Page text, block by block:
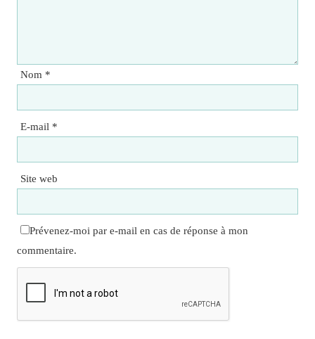
Nom *
E-mail *
Site web
Prévenez-moi par e-mail en cas de réponse à mon
commentaire.